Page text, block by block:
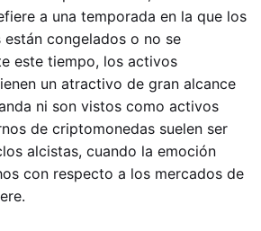
a una temporada en la que los
congelados o no se
este tiempo, los activos
un atractivo de gran alcance
ni son vistos como activos
de criptomonedas suelen ser
alcistas, cuando la emoción
con respecto a los mercados de